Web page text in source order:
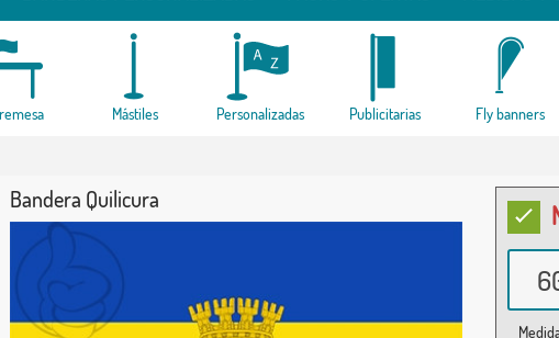
Mástiles Personalizadas Publicitarias Fly banners
Bandera Quilicura